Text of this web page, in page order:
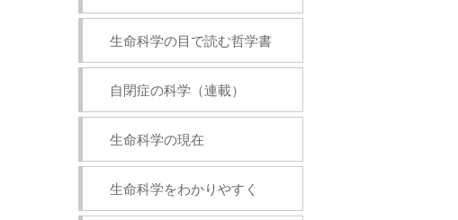
生命科学の目で読む哲学書
自閉症の科学（連載）
生命科学の現在
生命科学をわかりやすく